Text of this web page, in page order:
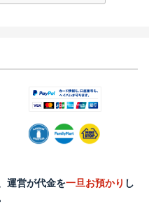
運営が代金を一旦お預かり し